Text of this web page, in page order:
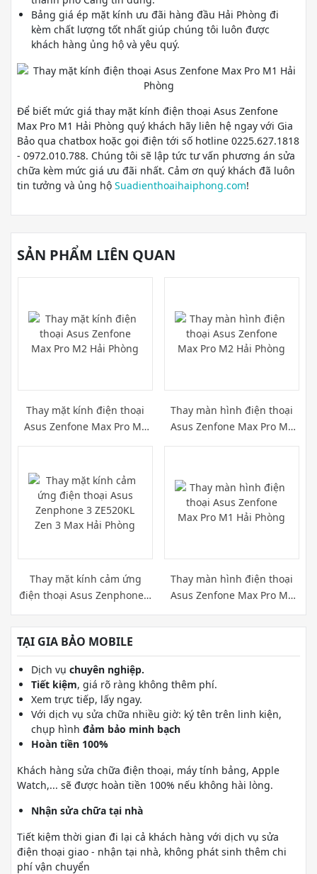
Bảng giá ép mặt kính ưu đãi hàng đầu Hải Phòng đi
kèm chất lượng tốt nhất giúp chúng tôi luôn được
khách hàng ủng hộ và yêu quý.
Để biết mức giá thay mặt kính điện thoại Asus Zenfone
Max Pro M1 Hải Phòng quý khách hãy liên hệ ngay với Gia
Bảo qua chatbox hoặc gọi điện tới số hotline 0225.627.1818
- 0972.010.788. Chúng tôi sẽ lập tức tư vấn phương án sửa
chữa kèm mức giá ưu đãi nhất. Cảm ơn quý khách đã luôn
tin tưởng và ủng hộ Suadienthoaihaiphong.com!
SẢN PHẨM LIÊN QUAN
Thay mặt kính điện thoại
Asus Zenfone Max Pro M2
Thay màn hình điện thoại
Asus Zenfone Max Pro M2
Thay mặt kính cảm ứng
điện thoại Asus Zenphone 3
Phòng
Thay màn hình điện thoại
Asus Zenfone Max Pro M1
TẠI GIA BẢO MOBILE
Dịch vụ chuyên nghiệp.
Tiết kiệm, giá rõ ràng không thêm phí.
Xem trực tiếp, lấy ngay.
Với dịch vụ sửa chữa nhiều giờ: ký tên trên linh kiện,
chụp hình đảm bảo minh bạch
Hoàn tiền 100%
Khách hàng sửa chữa điện thoại, máy tính bảng, Apple
Watch,... sẽ được hoàn tiền 100% nếu không hài lòng.
Nhận sửa chữa tại nhà
Tiết kiệm thời gian đi lại cả khách hàng với dịch vụ sửa
điện thoại giao - nhận tại nhà, không phát sinh thêm chi
phí vận chuyển